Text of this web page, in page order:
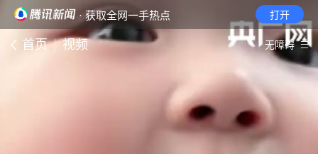
· 获取全网一手热点 打开
首页 视频 无障碍